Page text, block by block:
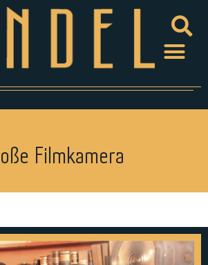
Filmkamera